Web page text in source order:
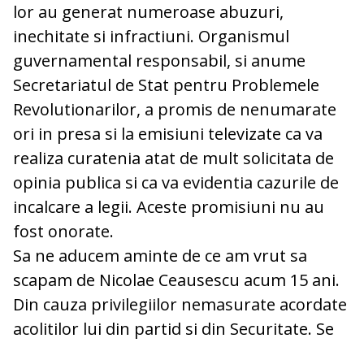
lor au generat numeroase abuzuri,
inechitate si infractiuni. Organismul
guvernamental responsabil, si anume
Secretariatul de Stat pentru Problemele
Revolutionarilor, a promis de nenumarate
ori in presa si la emisiuni televizate ca va
realiza curatenia atat de mult solicitata de
opinia publica si ca va evidentia cazurile de
incalcare a legii. Aceste promisiuni nu au
fost onorate.
Sa ne aducem aminte de ce am vrut sa
scapam de Nicolae Ceausescu acum 15 ani.
Din cauza privilegiilor nemasurate acordate
acolitilor lui din partid si din Securitate. Se